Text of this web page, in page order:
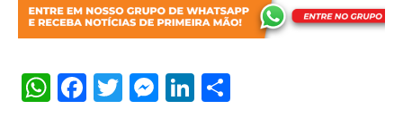
WhatsApp
Facebook
Twitter
Messenger
LinkedIn